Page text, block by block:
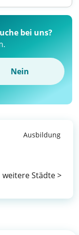
bei uns?
Nein
Ausbildung
weitere Städte >